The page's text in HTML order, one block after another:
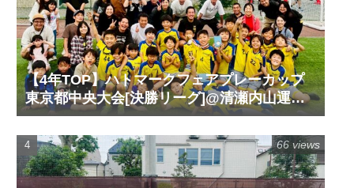
【4年TOP】ハトマークフェアプレーカップ
東京都中央大会[決勝リーグ]@清瀬内山運動
公園サッカー場G［6月14日(日)］『試合結
果』『マッチレポート』『試合動画』
66 views